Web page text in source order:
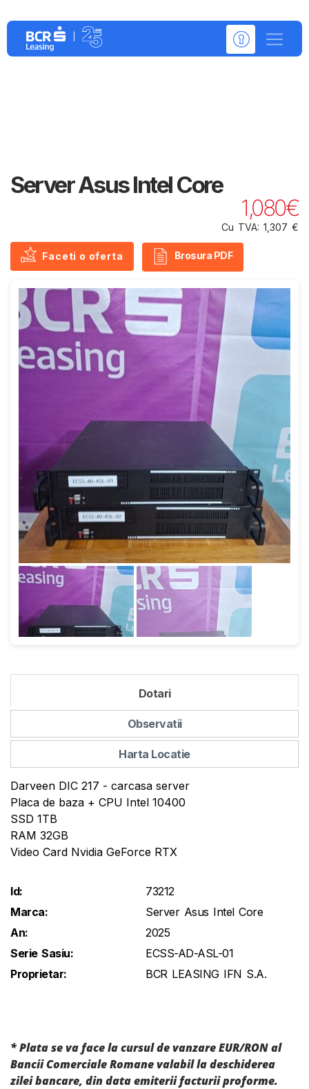
Server Asus Intel Core
1,080€
Cu TVA: 1,307 €
Faceti o oferta Brosura PDF
Dotari
Observatii
Harta Locatie
Darveen DIC 217 - carcasa server
Placa de baza + CPU Intel 10400
SSD 1TB
RAM 32GB
Video Card Nvidia GeForce RTX
Id:
73212
Marca:
Server Asus Intel Core
An:
2025
Serie Sasiu:
ECSS-AD-ASL-01
Proprietar:
BCR LEASING IFN S.A.
* Plata se va face la cursul de vanzare EUR/RON al
Bancii Comerciale Romane valabil la deschiderea
zilei bancare, din data emiterii facturii proforme.